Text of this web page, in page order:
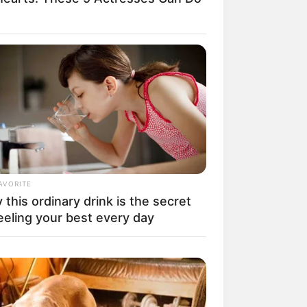
10 Potret Makanan Gagal
yang Bikin Kamu
Selera
Manekin Anti
yang Konyol
this ordinary drink is the secret
your best every day